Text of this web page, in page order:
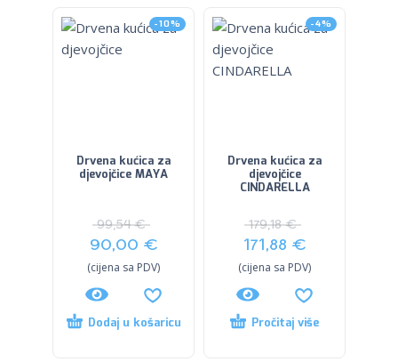
-10%
Drvena kućica za
djevojčice MAYA
99,54€
90,00 €
(cijena sa PDV)
Dodaj u košaricu
-4%
Drvena kućica za
djevojčice
CINDARELLA
179,18€
171,88 €
(cijena sa PDV)
Pročitaj više